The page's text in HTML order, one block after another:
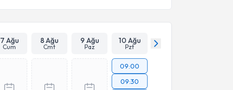
7 Ağu
Cum
8 Ağu
Cmt
9 Ağu
Paz
10 Ağu
Pzt
09:00
09:30